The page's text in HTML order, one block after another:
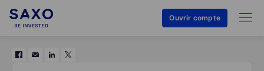
Ouvrir compte